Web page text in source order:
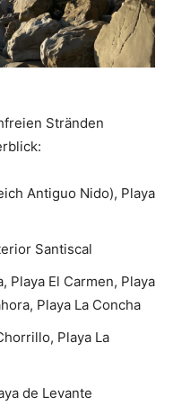
Stränden
Antiguo Nido), Playa
Santiscal
Playa El Carmen, Playa
Playa La Concha
Playa La
de Levante